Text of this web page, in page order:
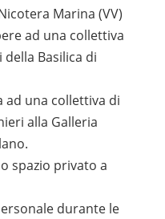
Marina (VV)
ad una collettiva
Basilica di
ad una collettiva di
alla Galleria
spazio privato a
durante le